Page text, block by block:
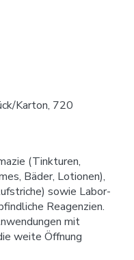
Karton, 720
(Tinkturen,
Bäder, Lotionen),
sowie Labor-
Reagenzien.
mit
weite Öffnung